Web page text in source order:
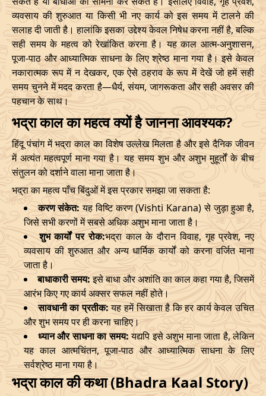
08/02/2026 02:55:00 Patallok 08/02/2026
11/02/2026 23:10 Swarglok 12/02/2026
15/02/2026 17:04 Patallok 16/02/2026
21/02/2026 01:49:00 Mrityulok 21/02/2026
24/02/2026 07:02 Swarglok 24/02/2026
27/02/2026 11:32 Swarglok 27/02/2026
March, 2026
Start
Bhadra
Name
Date Time Date
02/03/2026 17:55 Mrityulok 03/03/2026
06/03/2026 05:28 Patallok 06/03/2026
09/03/2026 23:27 Swarglok 10/03/2026
13/03/2026 19:19:00 Patallok 14/03/2026
17/03/2026 09:22 Mrityulok 17/03/2026
22/03/2026 10:35 Swarglok 22/03/2026
व्यवसाय की शुरुआत या किसी भी नए कार्य को इस समय में टालने की
सलाह दी जाती है। हालांकि इसका उद्देश्य केवल निषेध करना नहीं है, बल्कि
सही समय के महत्व को रेखांकित करना है। यह काल आत्म-अनुशासन,
पूजा-पाठ और आध्यात्मिक साधना के लिए श्रेष्ठ माना गया है। इसे केवल
नकारात्मक रूप में न देखकर, एक ऐसे ठहराव के रूप में देखें जो हमें सही
समय चुनने में मदद करता है—धैर्य, संयम, जागरूकता और सही अवसर की
पहचान के साथ।
भद्रा काल का महत्व क्यों है जानना आवश्यक?
हिंदू पंचांग में भद्रा काल का विशेष उल्लेख मिलता है और इसे दैनिक जीवन
में अत्यंत महत्वपूर्ण माना गया है। यह समय शुभ और अशुभ मुहूर्तों के बीच
संतुलन को दर्शाने वाला माना जाता है।
भद्रा का महत्व पाँच बिंदुओं में इस प्रकार समझा जा सकता है:
करण संकेत: यह विष्टि करण (Vishti Karana) से जुड़ा हुआ है,
जिसे सभी करणों में सबसे अधिक अशुभ माना जाता है।
शुभ कार्यों पर रोक:भद्रा काल के दौरान विवाह, गृह प्रवेश, नए
व्यवसाय की शुरुआत और अन्य धार्मिक कार्यों को करना वर्जित माना
जाता है।
बाधाकारी समय:इसे बाधा और अशांति का काल कहा गया है, जिसमें
आरंभ किए गए कार्य अक्सर सफल नहीं होते।
सावधानी का प्रतीक:यह हमें सिखाता है कि हर कार्य केवल उचित
और शुभ समय पर ही करना चाहिए।
ध्यान और साधना का समय:यद्यपि इसे अशुभ माना जाता है, लेकिन
यह काल आत्मचिंतन, पूजा-पाठ और आध्यात्मिक साधना के लिए
सर्वश्रेष्ठ माना गया है।
भद्रा काल की कथा (Bhadra Kaal Story)